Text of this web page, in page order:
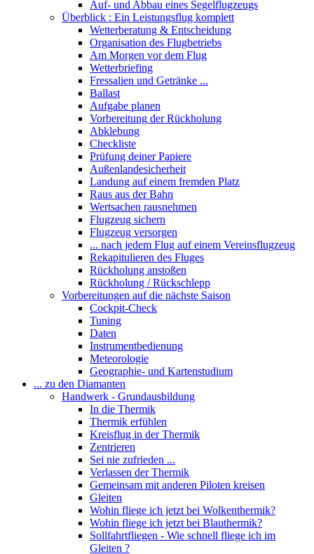
Auf- und Abbau eines Segelflugzeugs
Überblick : Ein Leistungsflug komplett
Wetterberatung & Entscheidung
Organisation des Flugbetriebs
Am Morgen vor dem Flug
Wetterbriefing
Fressalien und Getränke ...
Ballast
Aufgabe planen
Vorbereitung der Rückholung
Abklebung
Checkliste
Prüfung deiner Papiere
Außenlandesicherheit
Landung auf einem fremden Platz
Raus aus der Bahn
Wertsachen rausnehmen
Flugzeug sichern
Flugzeug versorgen
... nach jedem Flug auf einem Vereinsflugzeug
Rekapitulieren des Fluges
Rückholung anstoßen
Rückholung / Rückschlepp
Vorbereitungen auf die nächste Saison
Cockpit-Check
Tuning
Daten
Instrumentbedienung
Meteorologie
Geographie- und Kartenstudium
... zu den Diamanten
Handwerk - Grundausbildung
In die Thermik
Thermik erfühlen
Kreisflug in der Thermik
Zentrieren
Sei nie zufrieden ...
Verlassen der Thermik
Gemeinsam mit anderen Piloten kreisen
Gleiten
Wohin fliege ich jetzt bei Wolkenthermik?
Wohin fliege ich jetzt bei Blauthermik?
Sollfahrtfliegen - Wie schnell fliege ich im
Gleiten ?